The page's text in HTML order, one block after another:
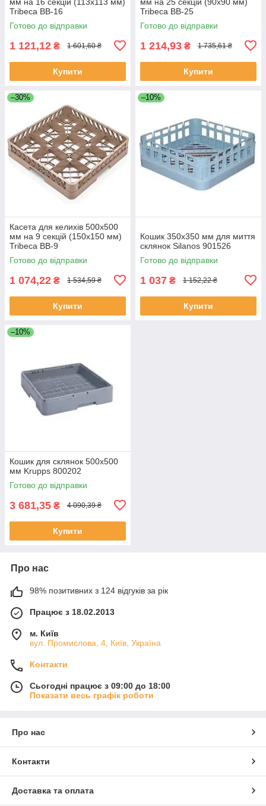
Tribeca BB-16
Готово до відправки
1 121,12 ₴ 1 601,60 ₴
Купити
Tribeca BB-25
Готово до відправки
1 214,93 ₴ 1 735,61 ₴
Купити
–30%
Касета для келихів 500х500
мм на 9 секцій (150х150 мм)
Tribeca BB-9
Готово до відправки
1 074,22 ₴ 1 534,59 ₴
Купити
–10%
Кошик 350х350 мм для миття
склянок Silanos 901526
Готово до відправки
1 037 ₴ 1 152,22 ₴
Купити
–10%
Кошик для склянок 500х500
мм Krupps 800202
Готово до відправки
3 681,35 ₴ 4 090,39 ₴
Купити
Про нас
98% позитивних з 124 відгуків за рік
Працює з 18.02.2013
м. Київ
вул. Промислова, 4, Київ, Україна
Контакти
Сьогодні працює з 09:00 до 18:00
Показати весь графік роботи
Про нас
Контакти
Доставка та оплата